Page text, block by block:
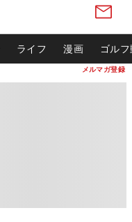
メルマガ登録
ライフ 漫画 ゴル